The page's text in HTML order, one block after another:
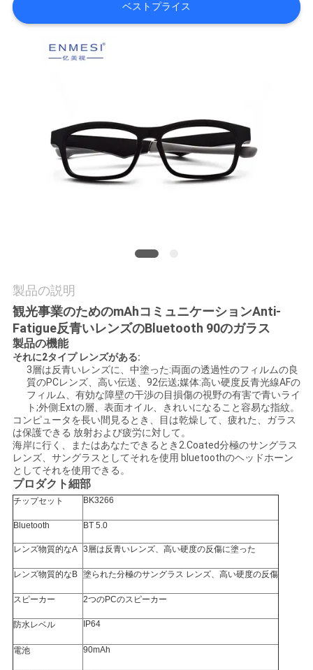
品
場
合
引
用
を
要
求
し
な
さ
い
SHOPPING
ONLINE
ベストプライス
製品の説明
観光事業のためのmAhコミュニケーションAnti-
Fatigue反青いレンズのBluetooth 90のガラス
製品の機能
それに2タイプ レンズがある:
3層は反青いレンズに、中塗った:両面の透過性のフィルムの良
質のPCレンズ、高い伝送、92伝送;媒体:高い硬度反青光線AFの
フィルム、有効な障壁の干渉の目損傷の視野の有害で青いライ
ト;外側:Extの層、表面オイル、きれいになること容易な指紋。
コンピュータを長い間見るとき、目は乾燥して、疲れた、ガラス
は保護できる 放射および疲労に対して。
海岸に行く、またはあなたできるとき2.Coated分極のサングラス
レンズ、サングラスとしてそれを使用 bluetoothのヘッドホーン
としてそれを使用できる。
プロダクト細部
チップセット BK3266
Bluetooth BT 5.0
レンズ物質的なA 3層は反青いレンズ、高い硬度の反傷に塗った
レンズ物質的なB 塗られた分極のサングラス レンズ、高い硬度の反傷
スピーカー 2つのPCのスピーカー
防水レベル IP64
電池 90mAh